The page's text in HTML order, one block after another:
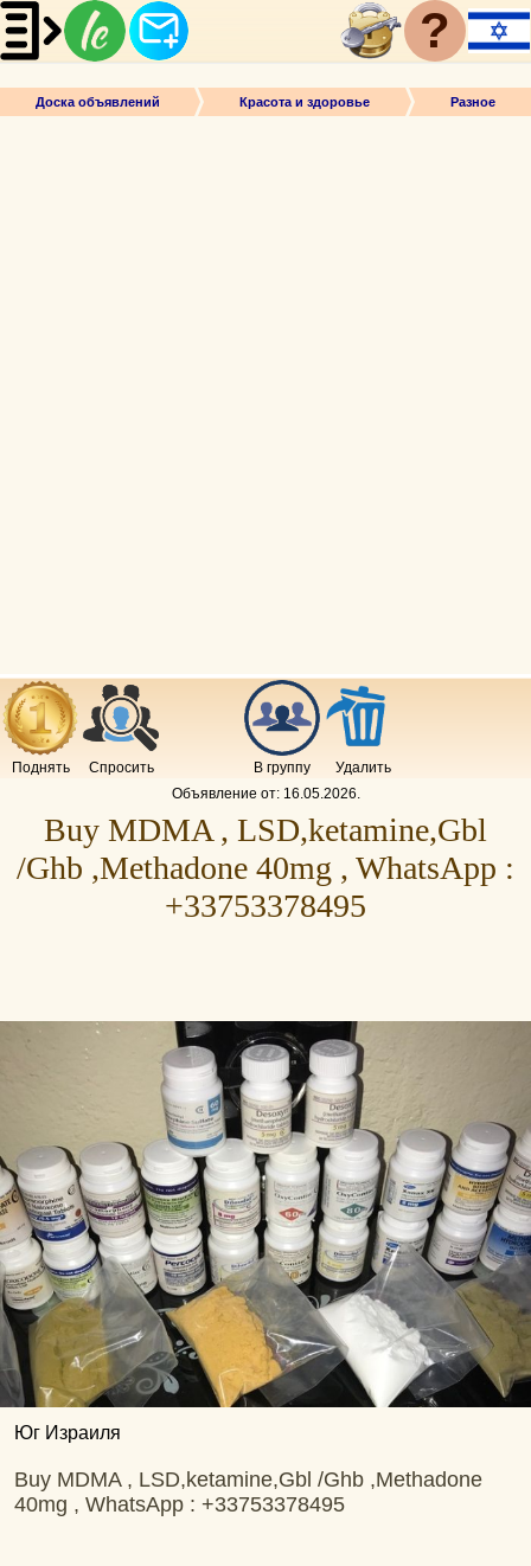
?
Доска объявлений Красота и здоровье Разное
Поднять Спросить В группу
Удалить
Объявление от: 16.05.2026.
Buy MDMA , LSD,ketamine,Gbl
/Ghb ,Methadone 40mg , WhatsApp :
+33753378495
Юг Израиля
Buy MDMA , LSD,ketamine,Gbl /Ghb ,Methadone
40mg , WhatsApp : +33753378495